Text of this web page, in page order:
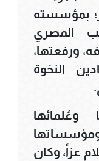
بمؤسسته
المصري
ورفعتها،
النخوة
وعُلمائها
عزاً، وكان